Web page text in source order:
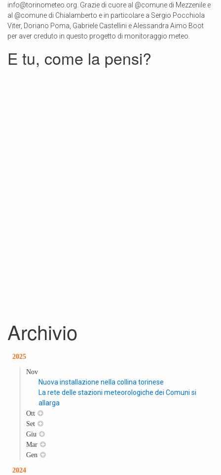
info@torinometeo.org. Grazie di cuore al @comune di Mezzenile e
al @comune di Chialamberto e in particolare a Sergio Pocchiola
Viter, Doriano Poma, Gabriele Castellini e Alessandra Aimo Boot
per aver creduto in questo progetto di monitoraggio meteo.
E tu, come la pensi?
Archivio
2025
Nov
Nuova installazione nella collina torinese
La rete delle stazioni meteorologiche dei Comuni si
allarga
Ott
Set
Giu
Mar
Gen
2024